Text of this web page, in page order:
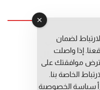
التوراني
المعطي قبال
حوحو
لضمان
إذا واصلت
موافقتك على
الخاصة بنا.
سياسة الخصوصية